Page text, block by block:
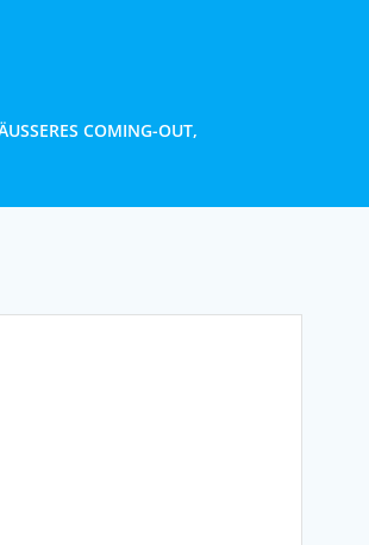
COMING-OUT, F